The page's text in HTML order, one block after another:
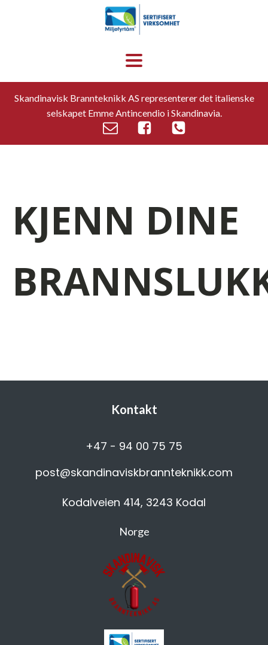
Skandinavisk Brannteknikk AS representerer det italienske
selskapet Emme Antincendio i Skandinavia.
KJENN DINE
Kontakt
+47 - 94 00 75 75
post@skandinaviskbrannteknikk.com
Kodalveien 414, 3243 Kodal
Norge